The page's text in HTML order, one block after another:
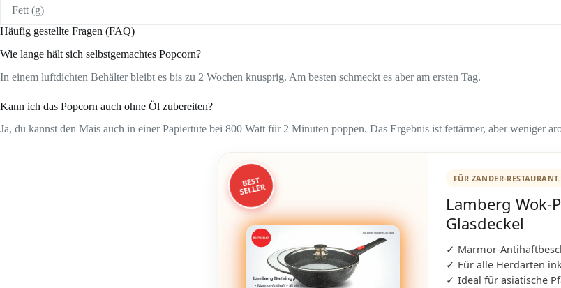
Fett (g)
Häufig gestellte Fragen (FAQ)
Wie lange hält sich selbstgemachtes Popcorn?
In einem luftdichten Behälter bleibt es bis zu 2 Wochen knusprig. Am besten schmeckt es aber am ersten Tag.
Kann ich das Popcorn auch ohne Öl zubereiten?
Ja, du kannst den Mais auch in einer Papiertüte bei 800 Watt für 2 Minuten poppen. Das Ergebnis ist fettärmer, aber weniger
BEST
SELLER
FÜR ZANDER-
Lamberg Wok-
Glasdeckel
✓ Marmor-
✓ Für alle Herdarten
✓ Ideal für asiatische